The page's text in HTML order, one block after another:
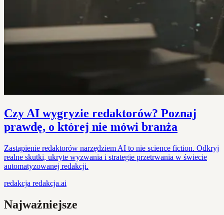
Czy AI wygryzie redaktorów? Poznaj
prawdę, o której nie mówi branża
Zastąpienie redaktorów narzędziem AI to nie science fiction. Odkryj
realne skutki, ukryte wyzwania i strategie przetrwania w świecie
automatyzowanej redakcji.
redakcja redakcja.ai
Najważniejsze